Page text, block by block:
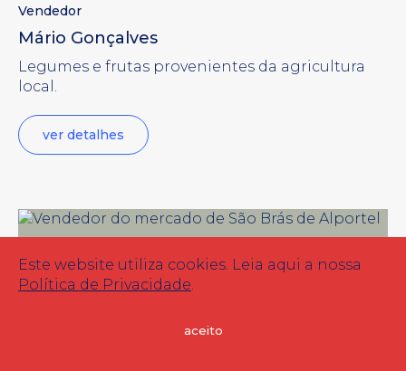
Este website utiliza cookies. Leia aqui a nossa
Política de Privacidade.
aceito
Vendedor
Mário Gonçalves
Legumes e frutas provenientes da agricultura
local.
ver detalhes